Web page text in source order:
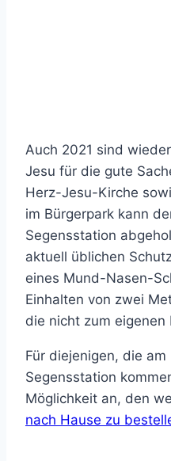
Auch 2021 sind
Jesu für die gute
Herz-Jesu-Kirche
im Bürgerpark kann
Segensstation
aktuell üblichen
eines Mund-Nasen-
Einhalten von zwei
die nicht zum eigenen
Für diejenigen, die
Segensstation
Möglichkeit an, den
nach Hause zu